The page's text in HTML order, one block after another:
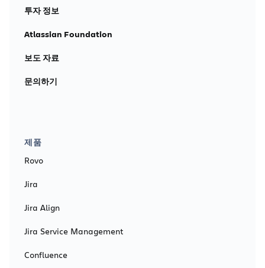
투자 정보
Atlassian Foundation
보도 자료
문의하기
제품
Rovo
Jira
Jira Align
Jira Service Management
Confluence